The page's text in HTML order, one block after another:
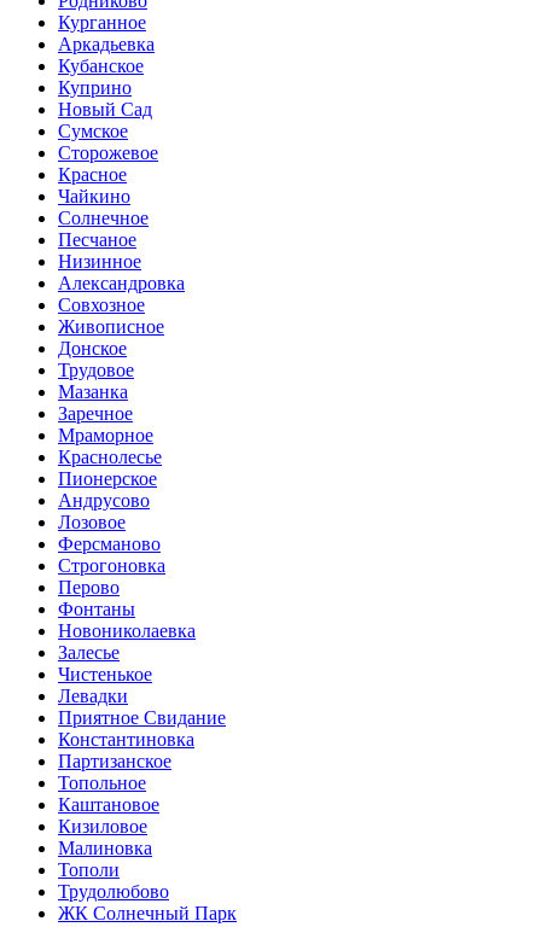
Курганное
Аркадьевка
Кубанское
Куприно
Новый Сад
Сумское
Сторожевое
Красное
Чайкино
Солнечное
Песчаное
Низинное
Александровка
Совхозное
Живописное
Донское
Трудовое
Мазанка
Заречное
Мраморное
Краснолесье
Пионерское
Андрусово
Лозовое
Ферсманово
Строгоновка
Перово
Фонтаны
Новониколаевка
Залесье
Чистенькое
Левадки
Приятное Свидание
Константиновка
Партизанское
Топольное
Каштановое
Кизиловое
Малиновка
Тополи
Трудолюбово
ЖК Солнечный Парк